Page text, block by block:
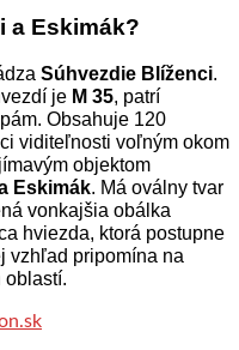
a Eskimák?
Súhvezdie Blíženci.
je M 35, patrí
Obsahuje 120
viditeľnosti voľným okom
objektom
Eskimák. Má oválny tvar
vonkajšia obálka
hviezda, ktorá postupne
vzhľad pripomína na
oblastí.